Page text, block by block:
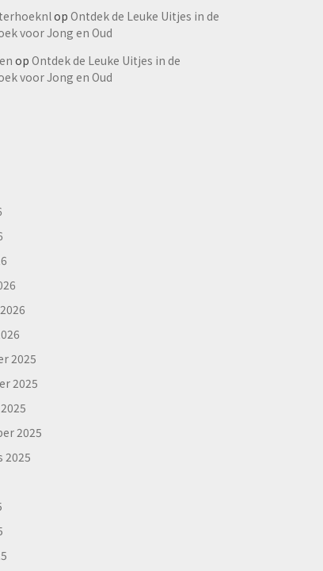
op Ontdek de Leuke Uitjes in de
voor Jong en Oud
op Ontdek de Leuke Uitjes in de
voor Jong en Oud
2025
2025
2025
2025